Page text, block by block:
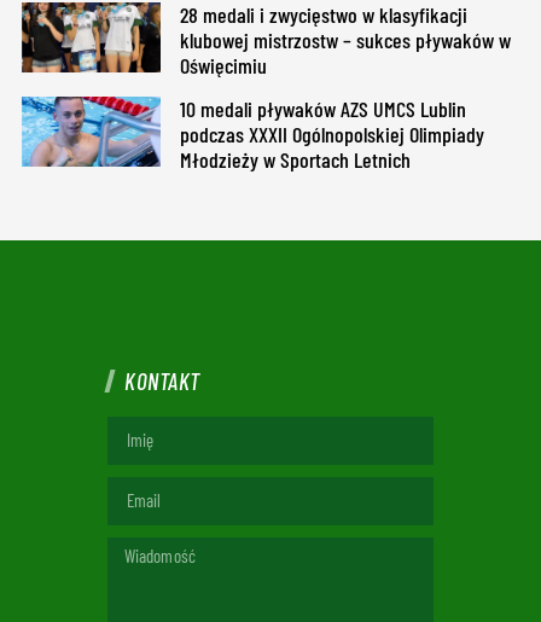
28 medali i zwycięstwo w klasyfikacji
klubowej mistrzostw – sukces pływaków w
Oświęcimiu
10 medali pływaków AZS UMCS Lublin
podczas XXXII Ogólnopolskiej Olimpiady
Młodzieży w Sportach Letnich
KONTAKT